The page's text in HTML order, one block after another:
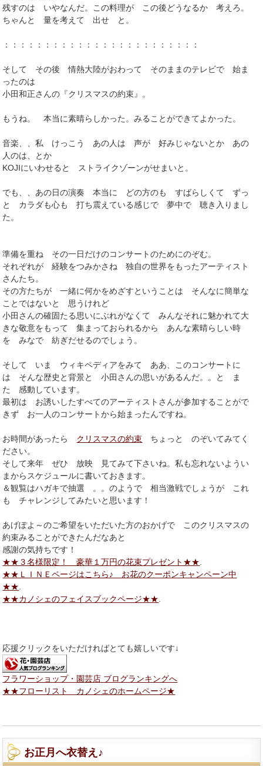
残すのは いやなんだ。この料理が この後どうなるか 考えろ。
ちゃんと 量を考えて 出せ と。
：：：：：：：：：：：：：：：：：：：：：：：：
そして その後 情熱大陸がおわって そのままのテレビで 始ま
ったのは
小田和正さんの『クリスマスの約束』。
もうね。 本当に素晴らしかった。みることができてよかった。
音楽、、私 けっこう あの人は 声が 好みじゃないとか あの
人のは、とか
KOJIにいわせると ストライクゾーンがせまいと。
でも、、あの日の演奏 本当に どの方のも すばらしくて ずっ
と カラダも心も 打ち震えている感じで 夢中で 聴き入りまし
た。
準備を重ね その一日だけのコンサートのためにのぞむ。
それぞれが 経験をつみかさね 独自の世界をもったアーティスト
さんたち。
その方たちが 一緒に何かをめざすということは そんなに簡単な
ことではないと 思うけれど
小田さんの確固たる思いにぶれがなくて みんなそれに魅かれて大
きな敬意をもって 集まっておられるから あんな素晴らしい時
を みなで 紡ぎだせるのでしょう。
そして いま ウィキペディアをみて ああ、このコンサートに
は そんな歴史と背景と 小田さんの思いがあるんだ。。と ま
た 感動しています。
最初は お誘いしたすべてのアーティストさんが参加することがで
きず お一人のコンサートから始まったんですね。
お時間があったら クリスマスの約束 ちょっと のぞいてみてく
ださい。
そして来年 ぜひ 放映 見てみて下さいね。私も忘れないようい
まからスケジュールに書いておきます。
＆観覧はハガキで抽選 。。のようで 相当激戦でしょうが これ
も チャレンジしてみたいと思います！
あげぽよ～のご希望をいただいた方のおかげで このクリスマスの
約束みることができたんだなあと
感謝の気持ちです！
★★３名様限定！ 豪華１万円の花束プレゼント★★
★★ＬＩＮＥページはこちら♪ お花のクーポンキャンペーン中
★★
★★カノシェのフェイスブックページ★★
応援クリックをいただければとても嬉しいです↓
フラワーショップ・園芸店 ブログランキングへ
★★フローリスト カノシェのホームページ★
お正月へ衣替え♪